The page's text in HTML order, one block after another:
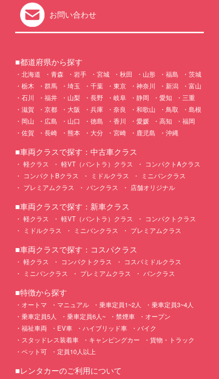
お問い合わせ
■都道府県から探す
北海道 青森 岩手 宮城 秋田 山形 福島
茨城
栃木
群馬 埼玉 千葉 東京 神奈川 新潟
富山
石川
福井 山梨 長野 岐阜 静岡 愛知
三重
滋賀
京都 大阪 兵庫 奈良 和歌山 鳥取
島根
岡山
広島 山口 徳島 香川 愛媛 高知
福岡
佐賀
長崎 熊本 大分 宮崎 鹿児島 沖縄
■車両クラスで探す：中古車クラス
軽クラス 軽VT（バントラ）クラス
コンパクトAクラス
コンパクトBクラス
ミドルクラス
ミニバンクラス
プレミアムクラス
バンクラス 店舗オリジナル
■車両クラスで探す：新車クラス
軽クラス 軽VT（バントラ）クラス
コンパクトクラス
ミドルクラス
ミニバンクラス プレミアムクラス
■車両クラスで探す：コスパクラス
軽クラス コンパクトクラス
コスパミドルクラス
ミニバンクラス
プレミアムクラス バンクラス
■特徴から探す
オートマ マニュアル 乗車定員1~2人
乗車定員3~4人
乗車定員5人
乗車定員6人~ 禁煙車
オープン
福祉車両
EV車 ハイブリッド車
バイク
スタッドレス装着車
キャンピングカー
貨物・トラック
ペット可
定員10人以上
■レンタカーのご利用について